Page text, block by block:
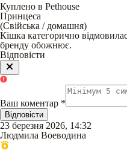
Куплено в Pethouse
Принцеса
(Свійська / домашня)
Кішка категорично
бренду обожнює.
Відповісти
Ваш коментар *
Відповісти
23 березня 2026, 14:32
Людмила Воеводина